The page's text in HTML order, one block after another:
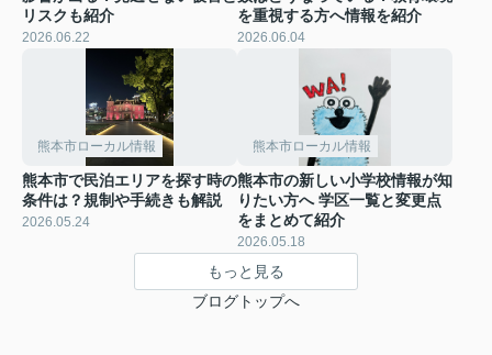
リスクも紹介
2026.06.22
を重視する方へ情報を紹介
2026.06.04
熊本市ローカル情報
熊本市で民泊エリアを探す時の
条件は？規制や手続きも解説
2026.05.24
熊本市ローカル情報
熊本市の新しい小学校情報が知
りたい方へ 学区一覧と変更点
をまとめて紹介
2026.05.18
もっと見る
ブログトップへ